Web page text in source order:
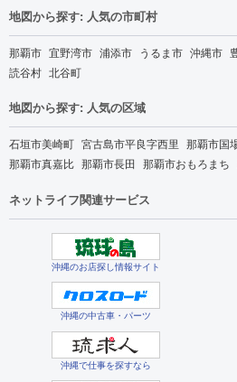
地図から探す: 人気の市町村
那覇市 宜野湾市 浦添市 うるま市 沖縄市
読谷村 北谷町
地図から探す: 人気の区域
石垣市美崎町 宮古島市平良字西里 那覇市国
那覇市真嘉比 那覇市長田 那覇市おもろまち
ネットライフ関連サービス
沖縄のお店探し情報サイト
沖縄の中古車・パーツ
沖縄で仕事を探すなら